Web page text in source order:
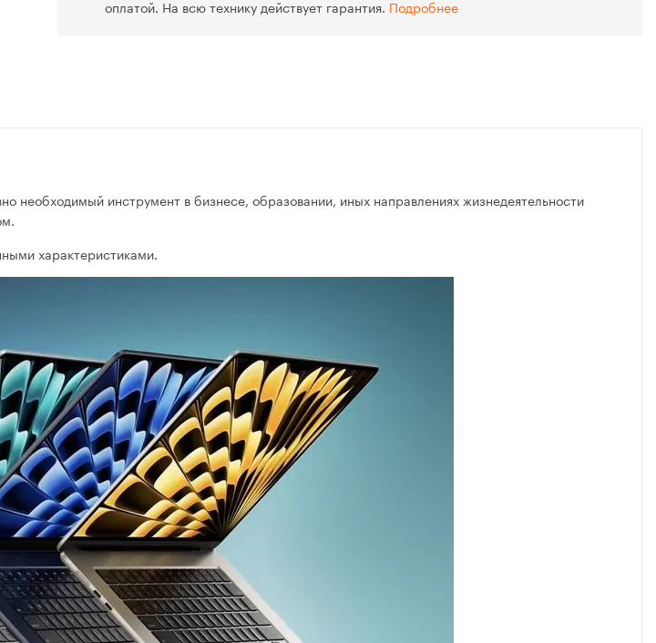
оплатой. На всю технику действует гарантия. Подробнее
необходимый инструмент в бизнесе, образовании, иных направлениях жизнедеятельности
характеристиками.